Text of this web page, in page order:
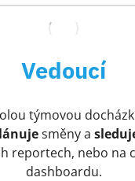
Vedoucí
týmovou
směny a
reportech, nebo na
dashboardu.